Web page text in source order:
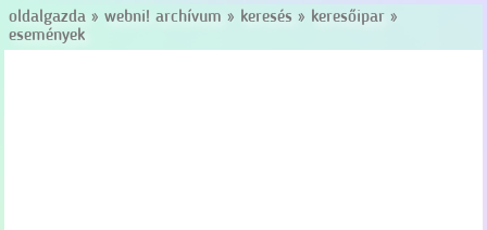
oldalgazda » webni! archívum » keresés » keresőipar »
események